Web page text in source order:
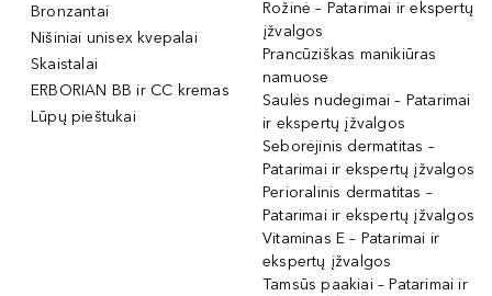
Bronzantai
Nišiniai unisex kvepalai
Skaistalai
ERBORIAN BB ir CC kremas
Lūpų pieštukai
Rožinė – Patarimai ir ekspertų
įžvalgos
Prancūziškas manikiūras
namuose
Saulės nudegimai – Patarimai
ir ekspertų įžvalgos
Seborėjinis dermatitas –
Patarimai ir ekspertų įžvalgos
Perioralinis dermatitas –
Patarimai ir ekspertų įžvalgos
Vitaminas E – Patarimai ir
ekspertų įžvalgos
Tamsūs paakiai – Patarimai ir